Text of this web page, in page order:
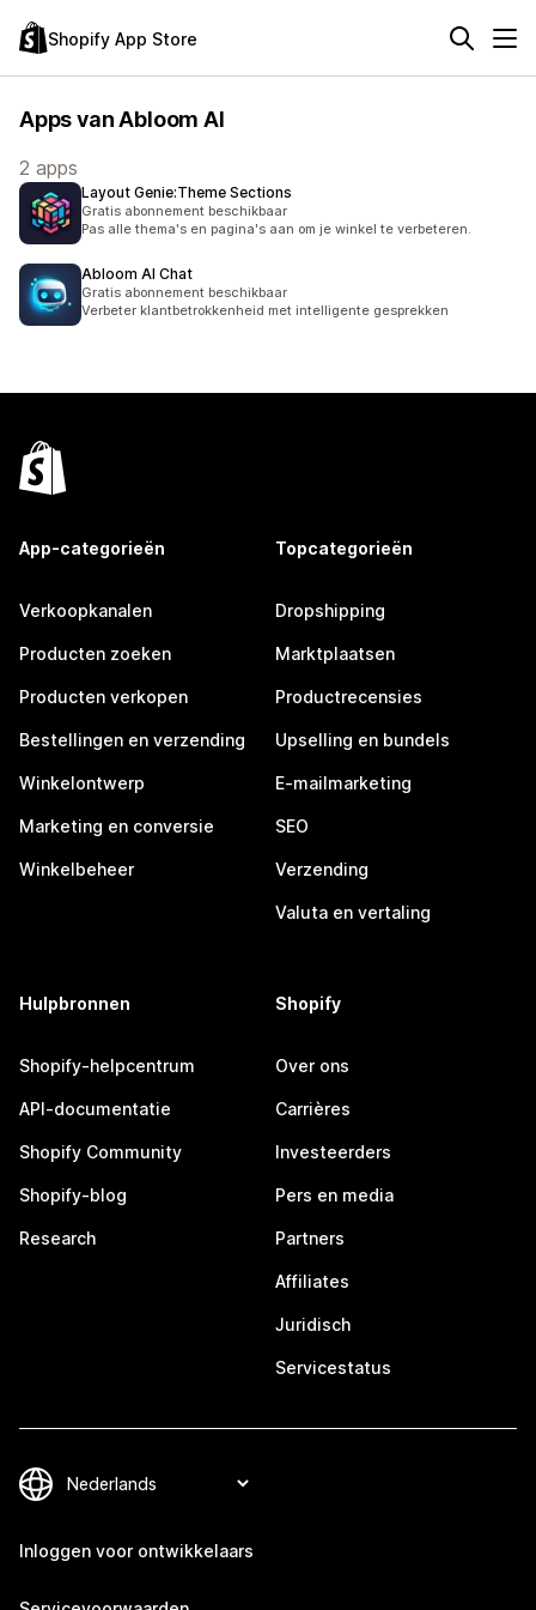
Shopify App Store
Apps van Abloom AI
2 apps
Layout Genie:Theme Sections
Gratis abonnement beschikbaar
Pas alle thema's en pagina's aan om je winkel te verbeteren.
Abloom AI Chat
Gratis abonnement beschikbaar
Verbeter klantbetrokkenheid met intelligente gesprekken
App-categorieën
Verkoopkanalen
Producten zoeken
Producten verkopen
Bestellingen en verzending
Winkelontwerp
Marketing en conversie
Winkelbeheer
Topcategorieën
Dropshipping
Marktplaatsen
Productrecensies
Upselling en bundels
E-mailmarketing
SEO
Verzending
Valuta en vertaling
Hulpbronnen
Shopify-helpcentrum
API-documentatie
Shopify Community
Shopify-blog
Research
Shopify
Over ons
Carrières
Investeerders
Pers en media
Partners
Affiliates
Juridisch
Servicestatus
Inloggen voor ontwikkelaars